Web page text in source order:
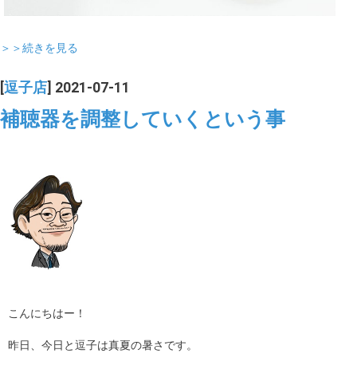
＞＞続きを見る
[逗子店] 2021-07-11
補聴器を調整していくという事
こんにちはー！
昨日、今日と逗子は真夏の暑さです。